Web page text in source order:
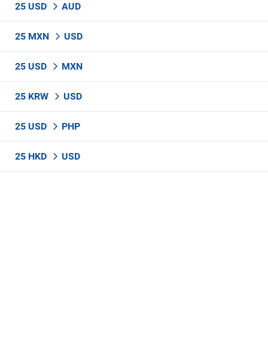
25 USD AUD
25 MXN USD
25 USD MXN
25 KRW USD
25 USD PHP
25 HKD USD